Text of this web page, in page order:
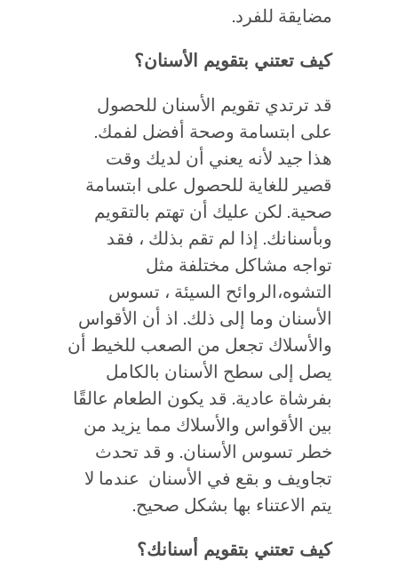
مضايقة للفرد.
كيف تعتني بتقويم الأسنان؟
قد ترتدي تقويم الأسنان للحصول
على ابتسامة وصحة أفضل لفمك.
هذا جيد لأنه يعني أن لديك وقت
قصير للغاية للحصول على ابتسامة
صحية. لكن عليك أن تهتم بالتقويم
وبأسنانك. إذا لم تقم بذلك ، فقد
تواجه مشاكل مختلفة مثل
التشوه،الروائح السيئة ، تسوس
الأسنان وما إلى ذلك. اذ أن الأقواس
والأسلاك تجعل من الصعب للخيط أن
يصل إلى سطح الأسنان بالكامل
بفرشاة عادية. قد يكون الطعام عالقًا
بين الأقواس والأسلاك مما يزيد من
خطر تسوس الأسنان. و قد تحدث
تجاويف و بقع في الأسنان عندما لا
يتم الاعتناء بها بشكل صحيح.
كيف تعتني بتقويم أسنانك؟